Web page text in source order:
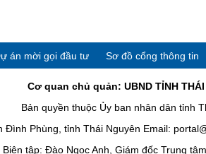
án mời gọi đầu tư Sơ đồ cổng thông tin
Cơ quan chủ quản: UBND TỈNH THÁI
Bản quyền thuộc Ủy ban nhân dân tỉnh
Phùng, tỉnh Thái Nguyên Email:
tập: Đào Ngọc Anh, Giám đốc Trung